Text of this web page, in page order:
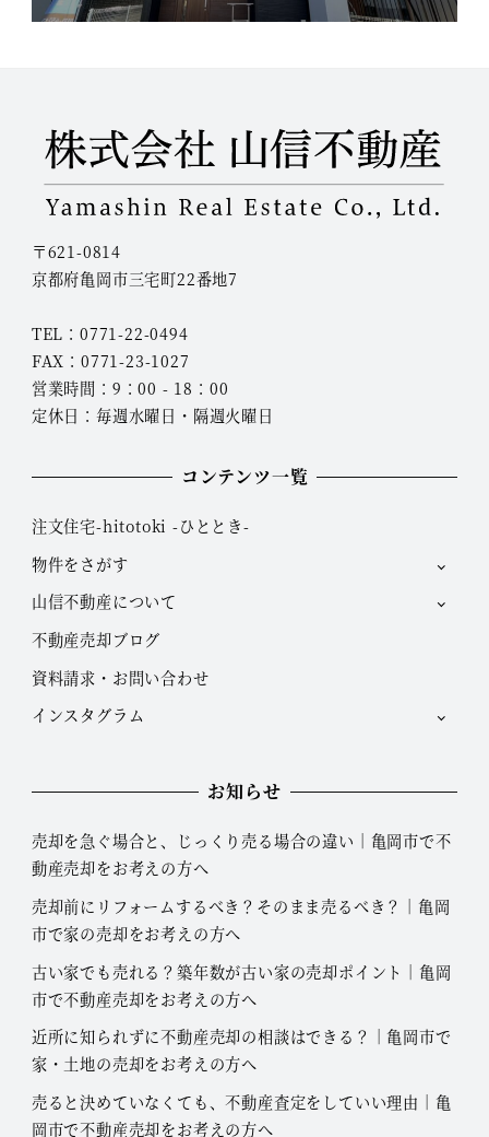
〒621-0814
京都府亀岡市三宅町22番地7
TEL：0771-22-0494
FAX：0771-23-1027
営業時間：9：00 - 18：00
定休日：毎週水曜日・隔週火曜日
コンテンツ一覧
注文住宅-hitotoki -ひととき-
物件をさがす
山信不動産について
不動産売却ブログ
資料請求・お問い合わせ
インスタグラム
お知らせ
売却を急ぐ場合と、じっくり売る場合の違い｜亀岡市で不
動産売却をお考えの方へ
売却前にリフォームするべき？そのまま売るべき？｜亀岡
市で家の売却をお考えの方へ
古い家でも売れる？築年数が古い家の売却ポイント｜亀岡
市で不動産売却をお考えの方へ
近所に知られずに不動産売却の相談はできる？｜亀岡市で
家・土地の売却をお考えの方へ
売ると決めていなくても、不動産査定をしていい理由｜亀
岡市で不動産売却をお考えの方へ